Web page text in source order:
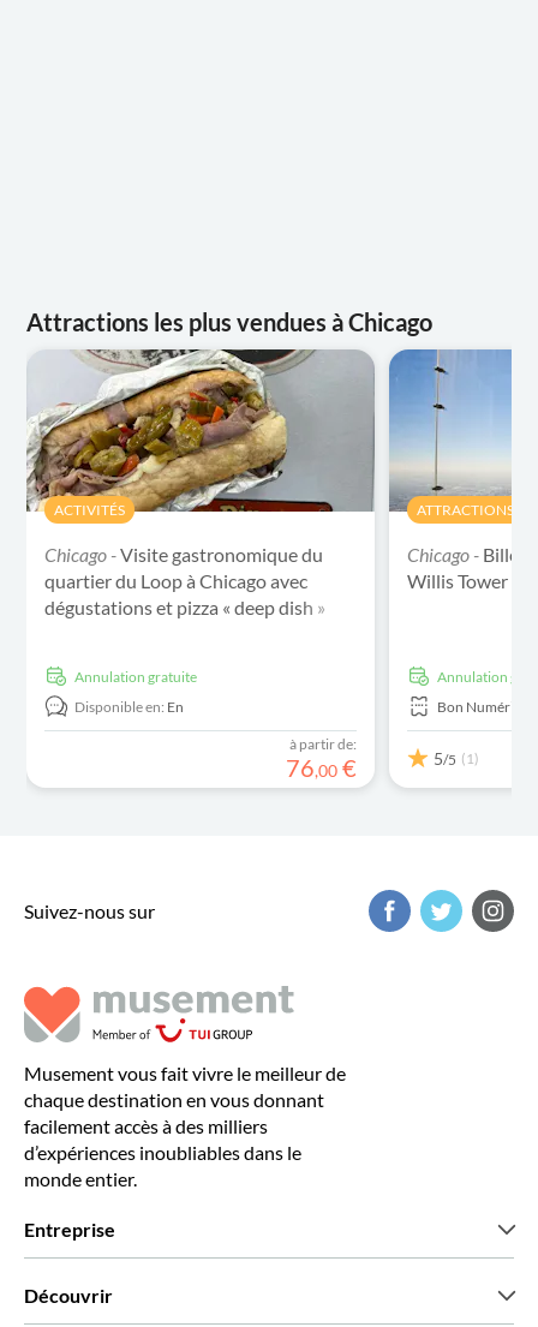
Attractions les plus vendues à Chicago
ACTIVITÉS
Chicago -Visite gastronomique du
quartier du Loop à Chicago avec
dégustations et pizza « deep dish »
Annulation gratuite
Disponible en: En
à partir de:
76,00 €
ATTRACTIONS ET
Chicago - Billets
Willis Tower à
Annulation
Bon Numérique
5/5 (1)
Suivez-nous sur
Musement vous fait vivre le meilleur de
chaque destination en vous donnant
facilement accès à des milliers
d’expériences inoubliables dans le
monde entier.
Entreprise
Découvrir